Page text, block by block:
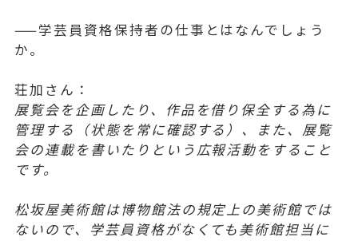
——学芸員資格保持者の仕事とはなんでしょう
か。
荘加さん：
展覧会を企画したり、作品を借り保全する為に
管理する（状態を常に確認する）、また、展覧
会の連載を書いたりという広報活動をすること
です。
松坂屋美術館は博物館法の規定上の美術館では
ないので、学芸員資格がなくても美術館担当に